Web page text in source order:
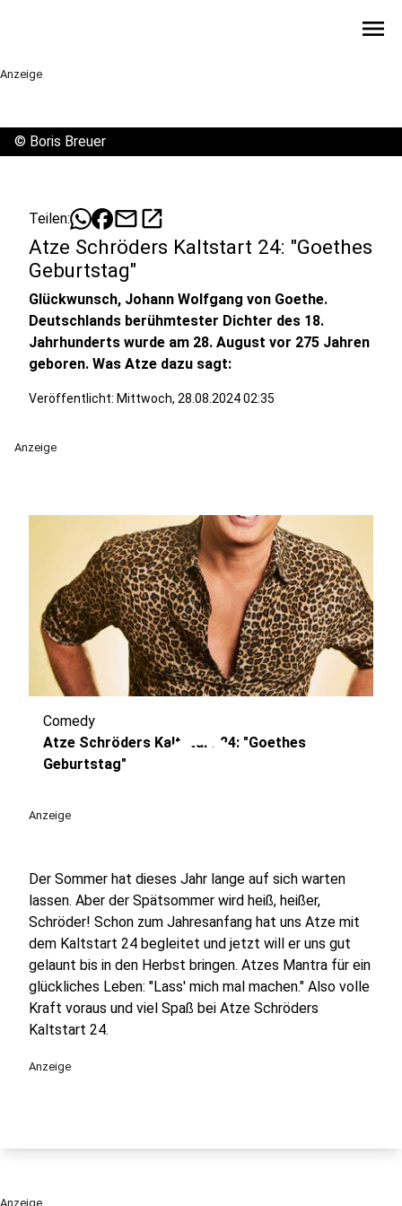
menu
Anzeige
© Boris Breuer
Teilen: mailopen_in_new
Atze Schröders Kaltstart 24: "Goethes
Geburtstag"
Glückwunsch, Johann Wolfgang von Goethe.
Deutschlands berühmtester Dichter des 18.
Jahrhunderts wurde am 28. August vor 275 Jahren
geboren. Was Atze dazu sagt:
Veröffentlicht: Mittwoch, 28.08.2024 02:35
Anzeige
play_circle
Comedy
Atze Schröders Kaltstart 24: "Goethes
Geburtstag"
Anzeige
Der Sommer hat dieses Jahr lange auf sich warten
lassen. Aber der Spätsommer wird heiß, heißer,
Schröder! Schon zum Jahresanfang hat uns Atze mit
dem Kaltstart 24 begleitet und jetzt will er uns gut
gelaunt bis in den Herbst bringen. Atzes Mantra für ein
glückliches Leben: "Lass' mich mal machen." Also volle
Kraft voraus und viel Spaß bei Atze Schröders
Kaltstart 24.
Anzeige
Anzeige